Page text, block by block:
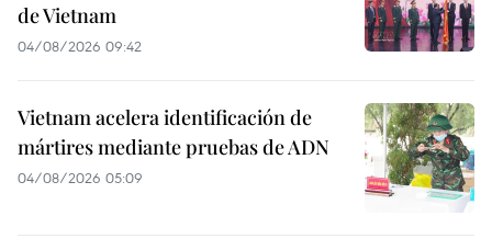
de Vietnam
04/08/2026 09:42
Vietnam acelera identificación de
mártires mediante pruebas de ADN
04/08/2026 05:09